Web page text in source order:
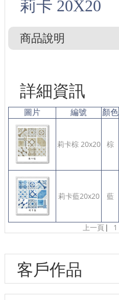
莉卡 20X20
商品說明
詳細資訊
圖片 編號 顏色
莉卡棕 20x20 棕
莉卡藍20x20 藍
上一頁 | 1
客戶作品